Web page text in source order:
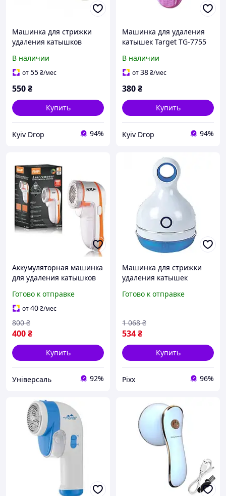
Машинка для стрижки
удаления катышков
аккумуляторная 3 Вт
В наличии
от55₴/мес
550₴
Купить
Kyiv Drop 94%
Машинка для удаления
катышек Target TG-7755
В наличии
от38₴/мес
380₴
Купить
Kyiv Drop 94%
Аккумуляторная машинка
для удаления катышков
5Вт с 3 циклонными
ножами
Готово к отправке
от40₴/мес
400₴
800 ₴
Купить
Універсаль 92%
Машинка для стрижки
удаления катышек
одежды 3 Вт Белый
Готово к отправке
534₴
1 068 ₴
Купить
Pixx 96%